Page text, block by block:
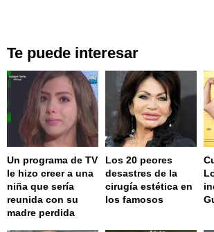
Te puede interesar
Un programa de TV
le hizo creer a una
niña que sería
reunida con su
madre perdida
Los 20 peores
desastres de la
cirugía estética en
los famosos